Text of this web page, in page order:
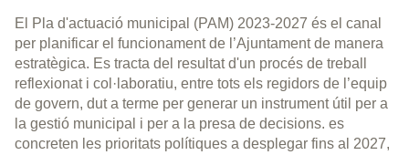
El Pla d'actuació municipal (PAM) 2023-2027 és el canal
per planificar el funcionament de l’Ajuntament de manera
estratègica. Es tracta del resultat d'un procés de treball
reflexionat i col·laboratiu, entre tots els regidors de l’equip
de govern, dut a terme per generar un instrument útil per a
la gestió municipal i per a la presa de decisions. es
concreten les prioritats polítiques a desplegar fins al 2027,